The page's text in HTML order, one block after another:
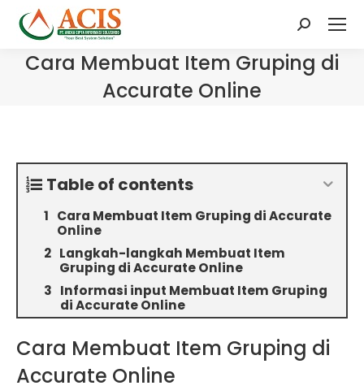
Search:
Cara Membuat Item Gruping di
Accurate Online
Table of contents
Cara Membuat Item Gruping di Accurate
Online
Langkah-langkah Membuat Item
Gruping di Accurate Online
Informasi input Membuat Item Gruping
di Accurate Online
Cara Membuat Item Gruping di
Accurate Online